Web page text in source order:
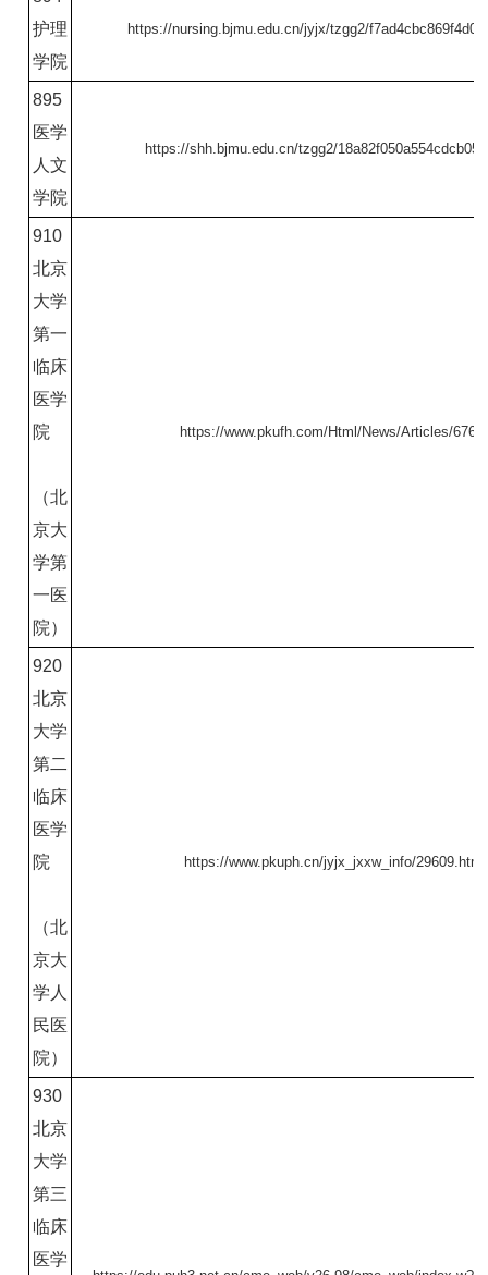
护理
学院
https://nursing.bjmu.edu.cn/jyjx/tzgg2/
895
医学
人文
学院
https://shh.bjmu.edu.cn/tzgg2/
910
北京
大学
第一
临床
医学
院
（北
京大
学第
一医
院）
https://www.pkufh.com/Html/News/Articles/
920
北京
大学
第二
临床
医学
院
（北
京大
学人
民医
院）
https://www.pkuph.cn/jyjx_jxxw_info/29609.html
930
北京
大学
第三
临床
医学